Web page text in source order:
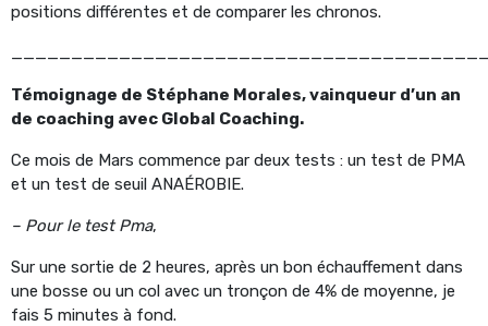
positions différentes et de comparer les chronos.
Témoignage de Stéphane Morales, vainqueur d’un an
de coaching avec Global Coaching.
Ce mois de Mars commence par deux tests : un test de PMA
et un test de seuil ANAÉROBIE.
– Pour le test Pma,
Sur une sortie de 2 heures, après un bon échauffement dans
une bosse ou un col avec un tronçon de 4% de moyenne, je
fais 5 minutes à fond.